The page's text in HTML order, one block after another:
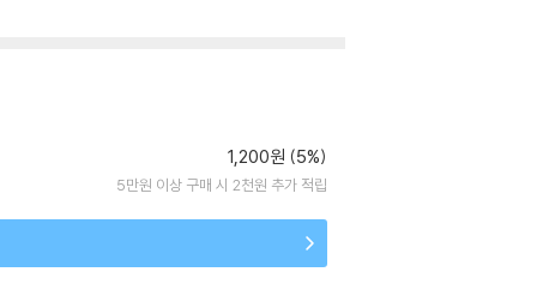
1,200원 (5%)
5만원 이상 구매 시 2천원 추가 적립